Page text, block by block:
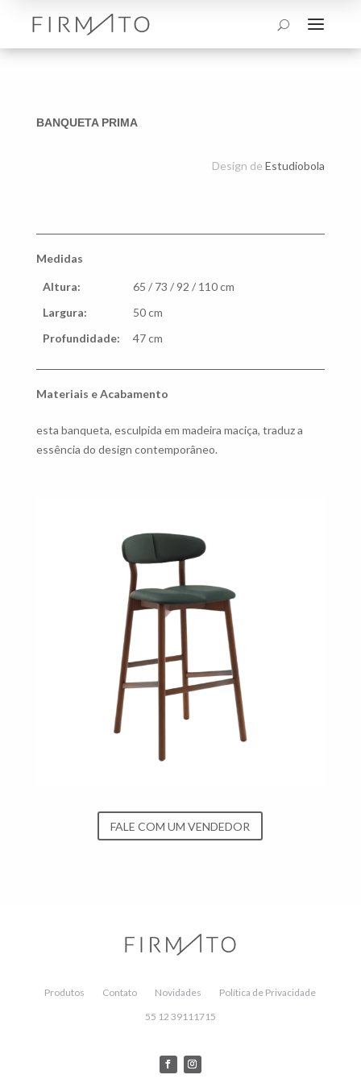
U a
BANQUETA PRIMA
Design deEstudiobola
Medidas
Altura:
65 / 73 / 92 / 110 cm
Largura:
50 cm
Profundidade:
47 cm
Materiais e Acabamento
esta banqueta, esculpida em madeira maciça, traduz a
essência do design contemporâneo.
FALE COM UM VENDEDOR
Produtos Contato Novidades
Política de Privacidade
55 12 39111715